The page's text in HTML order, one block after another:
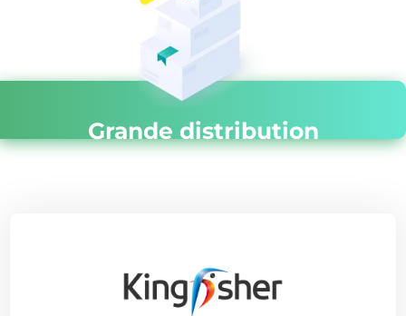
Grande distribution